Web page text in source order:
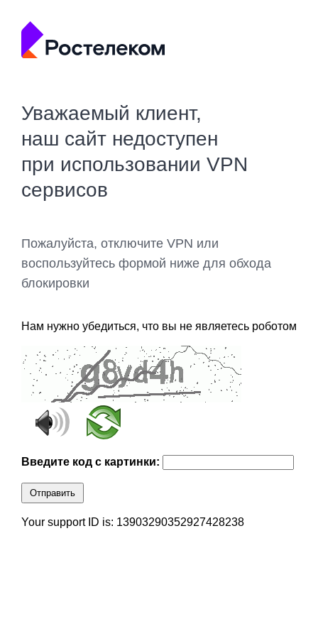
Уважаемый клиент,
наш сайт недоступен
при использовании VPN
сервисов
Пожалуйста, отключите VPN или
воспользуйтесь формой ниже для обхода
блокировки
Нам нужно убедиться, что вы не являетесь роботом
Введите код с картинки:
Отправить
Your support ID is: 13903290352927428238